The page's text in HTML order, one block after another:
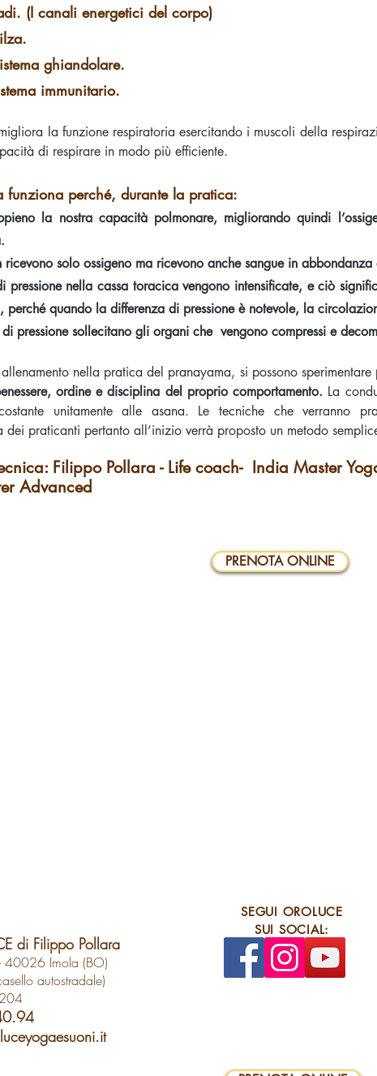
(I canali energetici del corpo)
ghiandolare.
immunitario.
la funzione respiratoria esercitando i muscoli della
di respirare in modo più efficiente.
funziona perché, durante la pratica:
la nostra capacità polmonare, migliorando quindi
solo ossigeno ma ricevono anche sangue in
pressione nella cassa toracica vengono intensificate, e ciò
perché quando la differenza di pressione è notevole, la
pressione sollecitano gli organi che vengono compressi e
nella pratica del pranayama, si possono sperimentare
ordine e disciplina del proprio comportamento. La
unitamente alle asana. Le tecniche che verranno
dei praticanti pertanto all’inizio verrà proposto un metodo
tecnica: Filippo Pollara - Life coach- India
Advanced
PRENOTA ONLINE
di Filippo Pollara
40026 Imola (BO)
autostradale)
SEGUI OROLUCE
SUI SOCIAL: